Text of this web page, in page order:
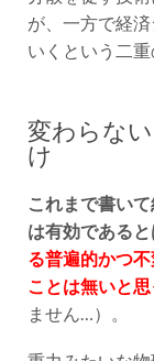
が、一方で経
いくという二
変わらな
け
これまで書い
は有効である
る普遍的かつ
ことは無いと
ません…）。
重力みたいな物